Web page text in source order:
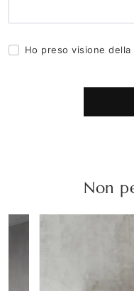
Ho preso visione della
Non